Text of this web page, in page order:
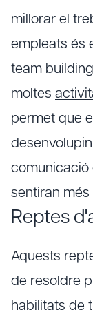
millorar el
empleats és
team
moltes
permet que
comunicació
sentiran
Reptes
Aquests
de resoldre
habilitats de